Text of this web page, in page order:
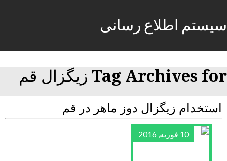
سیستم اطلاع رسانی
Tag Archives for زیگزال قم
استخدام زیگزال دوز ماهر در قم
10 فوریه, 2016